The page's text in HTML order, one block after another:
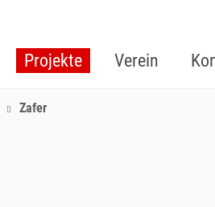
Projekte Verein
Zafer